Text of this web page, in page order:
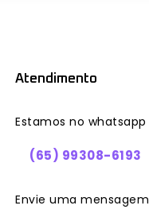
Atendimento
Estamos no whatsapp
(65) 99308-6193
Envie uma mensagem